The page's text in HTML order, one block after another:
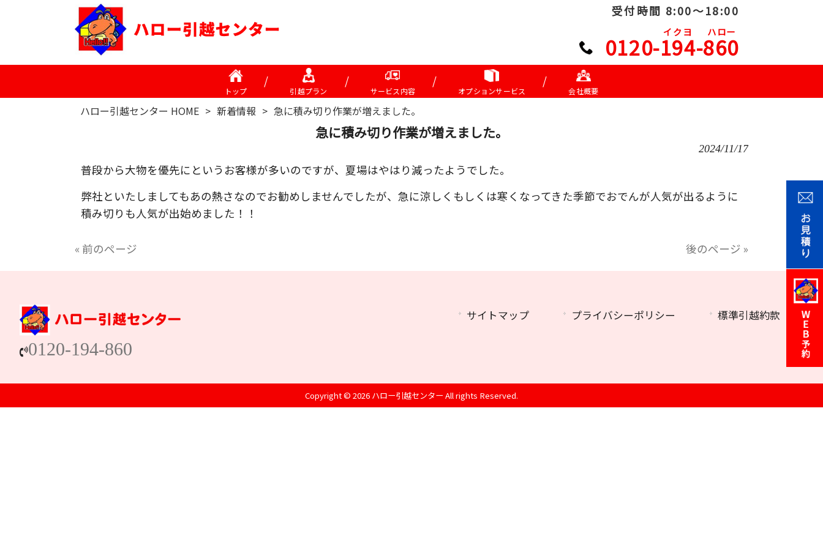
受付時間 8:00～18:00
イクヨ ハロー
0120-194-860
トップ 引越プラン サービス内容 オプションサービス 会社概要
ハロー引越センター HOME > 新着情報 > 急に積み切り作業が増えました。
急に積み切り作業が増えました。
2024/11/17
普段から大物を優先にというお客様が多いのですが、夏場はやはり減ったようでした。
弊社といたしましてもあの熱さなのでお勧めしませんでしたが、急に涼しくもしくは寒くなってきた季節でおでんが人気が出るように
積み切りも人気が出始めました！！
« 前のページ 後のページ »
サイトマップ プライバシーポリシー 標準引越約款
0120-194-860
Copyright © 2026 ハロー引越センター All rights Reserved.